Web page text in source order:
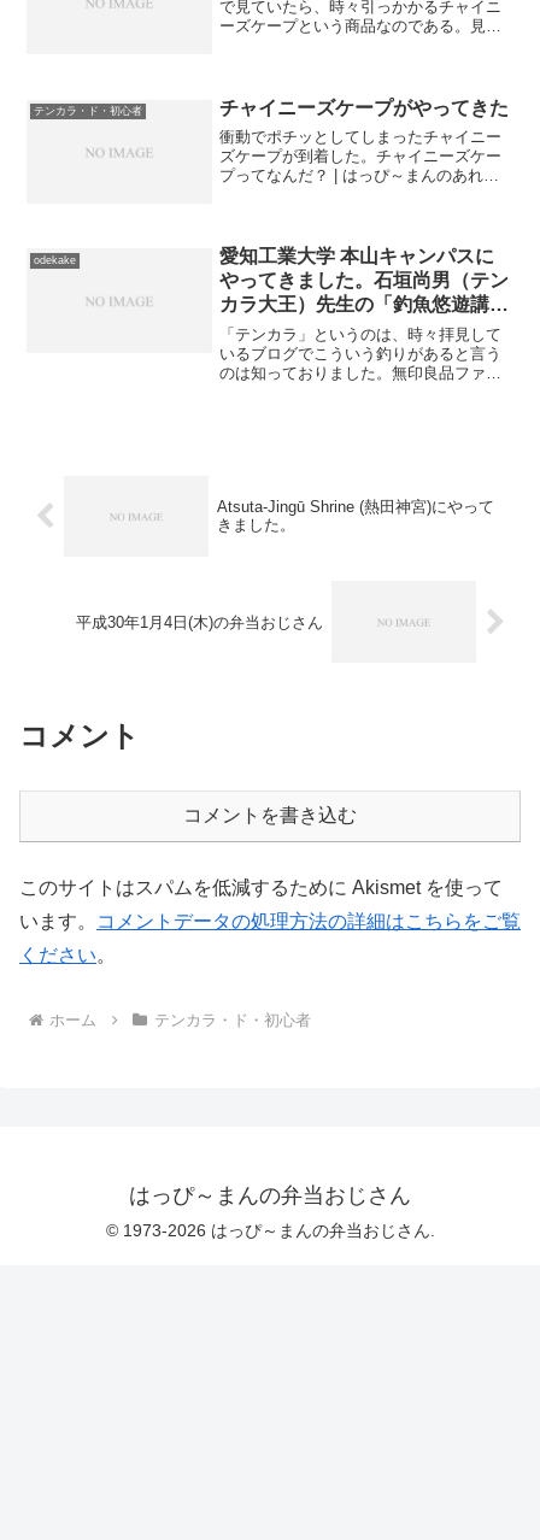
で見ていたら、時々引っかかるチャイニ
ーズケープという商品なのである。見た
イ用のハックル･ケー...
テンカラ・ド・初心者 チャイニーズケープがやってきた
衝動でポチッとしてしまったチャイニー
ズケープが到着した。チャイニーズケー
プってなんだ？ | はっぴ～まんのあれや
より綺麗だったか...
odekake
愛知工業大学 本山キャンパスに
やってきました。石垣尚男（テン
カラ大王）先生の「釣魚悠遊講
座」を聴講してみた。（その１）
「テンカラ」というのは、時々拝見して
いるブログでこういう釣りがあると言う
のは知っておりました。無印良品ファン
Atsuta-Jingū Shrine (熱田神宮)にやって
きました。
平成30年1月4日(木)の弁当おじさん
コメント
コメントを書き込む
このサイトはスパムを低減するために Akismet を使って
います。
コメントデータの処理方法の詳細はこちらをご覧
ください。
ホーム テンカラ・ド・初心者
はっぴ～まんの弁当おじさん
© 1973-2026 はっぴ～まんの弁当おじさん.